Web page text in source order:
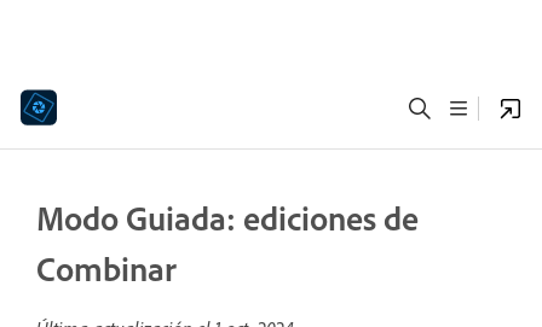
Modo Guiada: ediciones de
Combinar